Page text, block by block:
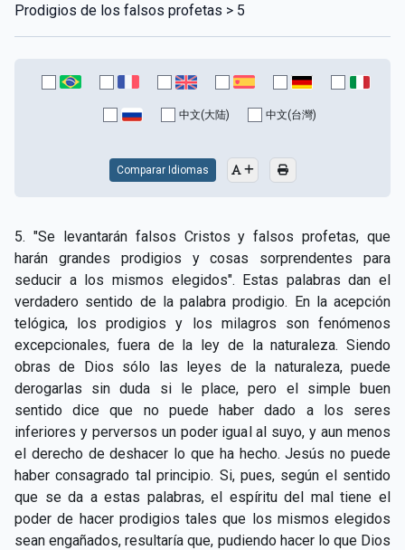
CAPÍTULO XIII - No sepa tu izquierda lo que hace tu
derecha
CAPÍTULO XIV - Honra a tu padre y a tu madre
CAPÍTULO XV - Sin caridad no hay salvación
CAPÍTULO XVIII - Muchos son los llamados y pocos
los escogidos
▸
CAPÍTULO XIX - La fe transporta las montañas ▸
CAPÍTULO XX - Los obreros de la última hora ▸
CAPÍTULO XXI - Habrá falsos Cristos y falsos
profetas
▸
CAPÍTULO XXII - No separéis lo que Dios ha unido ▸
CAPÍTULO XXIII - Moral extraña ▸
CAPÍTULO XXIV - No pongáis la lámpara debajo del
▸
Prodigios de los falsos profetas > 5
中文(大陆) 中文(台灣)
Comparar Idiomas
5. "Se levantarán falsos Cristos y falsos profetas, que
harán grandes prodigios y cosas sorprendentes para
seducir a los mismos elegidos". Estas palabras dan el
verdadero sentido de la palabra prodigio. En la acepción
telógica, los prodigios y los milagros son fenómenos
excepcionales, fuera de la ley de la naturaleza. Siendo
obras de Dios sólo las leyes de la naturaleza, puede
derogarlas sin duda si le place, pero el simple buen
sentido dice que no puede haber dado a los seres
inferiores y perversos un poder igual al suyo, y aun menos
el derecho de deshacer lo que ha hecho. Jesús no puede
haber consagrado tal principio. Si, pues, según el sentido
que se da a estas palabras, el espíritu del mal tiene el
poder de hacer prodigios tales que los mismos elegidos
sean engañados, resultaría que, pudiendo hacer lo que Dios